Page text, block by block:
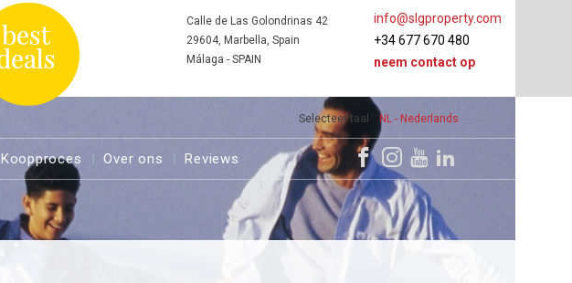
Selecteer taal NL - Nederlands
info@slgproperty.com
+34 677 670 480
neem contact op
Calle de Las Golondrinas 42
29604, Marbella, Spain
Málaga - SPAIN
Koopproces Over ons Reviews